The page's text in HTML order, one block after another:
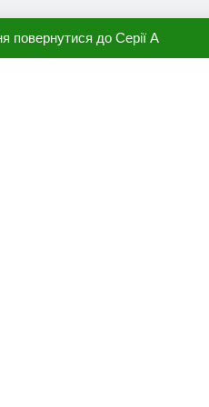
повернутися до Серії А